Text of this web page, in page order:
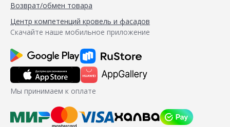
Возврат/обмен товара
Центр компетенций кровель и фасадов
Скачайте наше мобильное приложение
Мы принимаем к оплате